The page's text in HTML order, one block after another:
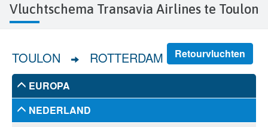
Vluchtschema Transavia Airlines te Toulon